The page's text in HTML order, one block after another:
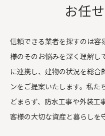
お任
信頼できる業者を探すのは容
様のそのお悩みを深く理解し
に連携し、建物の状況を総合
ンをご提案いたします。私た
どまらず、防水工事や外装
客様の大切な資産と暮らしを